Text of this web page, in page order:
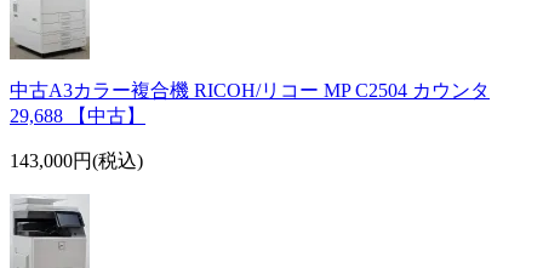
中古A3カラー複合機 RICOH/リコー MP C2504 カウンタ
29,688 【中古】
143,000円(税込)